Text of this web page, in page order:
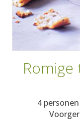
4 personen